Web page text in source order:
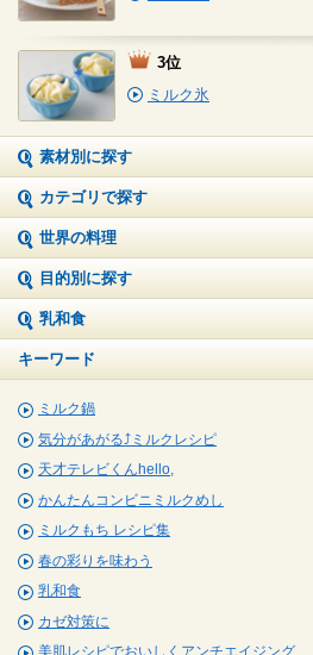
3位
ミルク氷
素材別に探す
カテゴリで探す
世界の料理
目的別に探す
乳和食
キーワード
ミルク鍋
気分があがる⤴ミルクレシピ
天才テレビくんhello,
かんたんコンビニミルクめし
ミルクもち レシピ集
春の彩りを味わう
乳和食
カゼ対策に